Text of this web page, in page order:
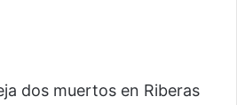
dos muertos en Riberas